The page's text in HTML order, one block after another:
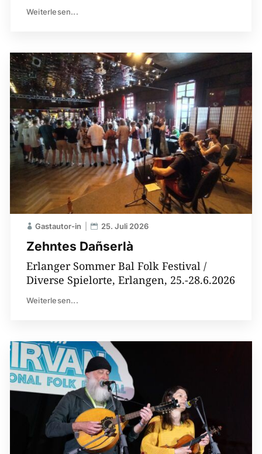
Weiterlesen...
Zehntes Dañserlà
Gastautor-in 25. Juli 2026
Erlanger Sommer Bal Folk Festival /
Diverse Spielorte, Erlangen, 25.-28.6.2026
Weiterlesen...